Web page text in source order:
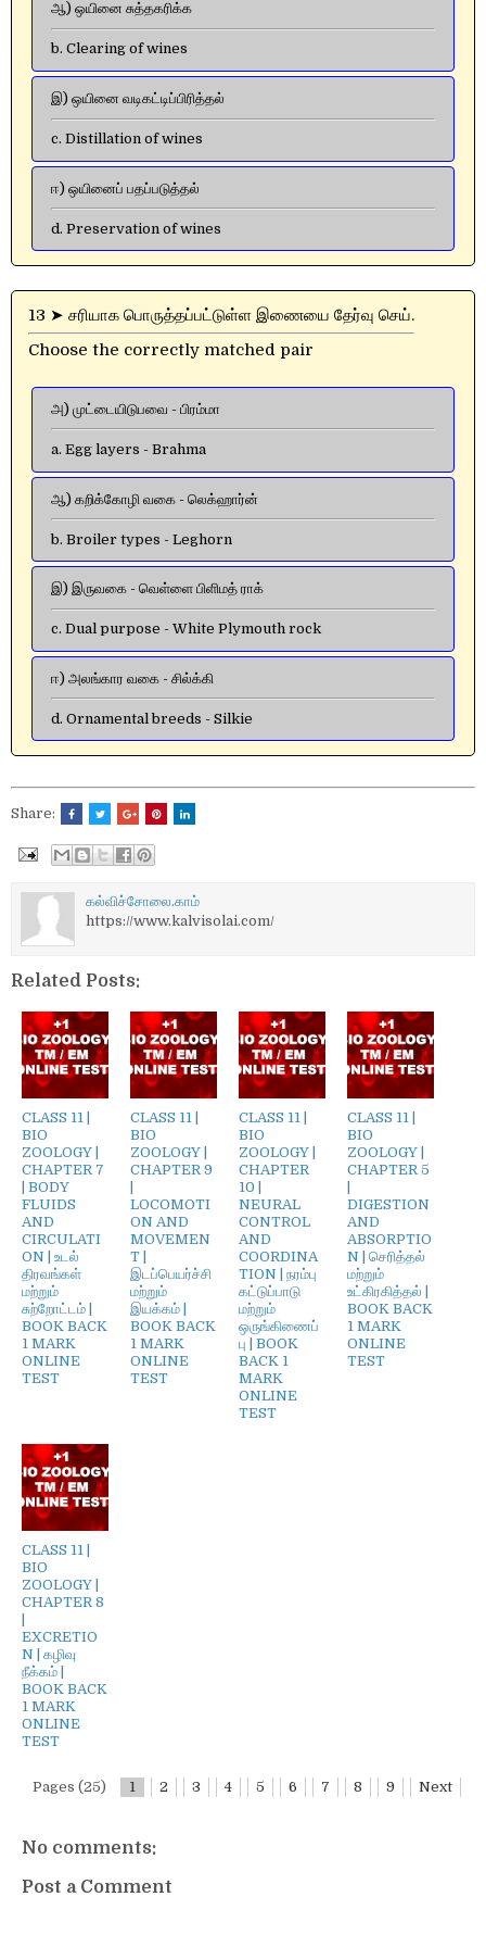
ஆ) ஒயினை சுத்தகரிக்க
b. Clearing of wines
இ) ஒயினை வடிகட்டிப்பிரித்தல்
c. Distillation of wines
ஈ) ஒயினைப் பதப்படுத்தல்
d. Preservation of wines
13 ➤ சரியாக பொருத்தப்பட்டுள்ள இணையை தேர்வு செய்.
Choose the correctly matched pair
அ) முட்டையிடுபவை - பிரம்மா
a. Egg layers - Brahma
ஆ) கறிக்கோழி வகை - லெக்ஹார்ன்
b. Broiler types - Leghorn
இ) இருவகை - வெள்ளை பிளிமத் ராக்
c. Dual purpose - White Plymouth rock
ஈ) அலங்கார வகை - சில்க்கி
d. Ornamental breeds - Silkie
Share:
கல்விச்சோலை.காம்
https://www.kalvisolai.com/
Related Posts:
CLASS 11 |
BIO
ZOOLOGY |
CHAPTER 7
| BODY
FLUIDS
AND
CIRCULATI
ON | உடல்
திரவங்கள்
மற்றும்
சுற்றோட்டம் |
BOOK BACK
1 MARK
ONLINE
TEST
CLASS 11 |
BIO
ZOOLOGY |
CHAPTER 9
LOCOMOTI
ON AND
MOVEMEN
T |
இடப்பெயர்ச்சி
மற்றும்
இயக்கம் |
BOOK BACK
1 MARK
ONLINE
TEST
CLASS 11 |
BIO
ZOOLOGY |
CHAPTER
10 |
NEURAL
CONTROL
AND
COORDINA
TION | நரம்பு
கட்டுப்பாடு
மற்றும்
ஒருங்கிணைப்
பு | BOOK
BACK 1
MARK
ONLINE
TEST
CLASS 11 |
BIO
ZOOLOGY |
CHAPTER 5
DIGESTION
AND
ABSORPTIO
N | செரித்தல்
மற்றும்
உட்கிரகித்தல் |
BOOK BACK
1 MARK
ONLINE
TEST
CLASS 11 |
BIO
ZOOLOGY |
CHAPTER 8
EXCRETIO
N | கழிவு
நீக்கம் |
BOOK BACK
1 MARK
ONLINE
TEST
Pages (25) 1 2 3 4 5 6 7 8 9 Next
No comments:
Post a Comment